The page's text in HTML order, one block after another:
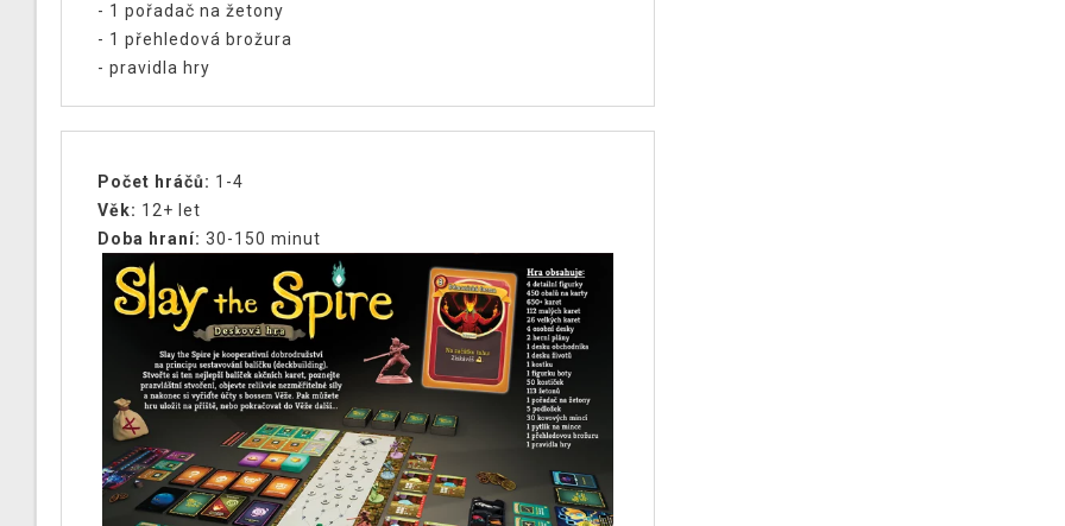
- 1 pořadač na žetony
- 1 přehledová brožura
- pravidla hry
Počet hráčů: 1-4
Věk: 12+ let
Doba hraní: 30-150 minut